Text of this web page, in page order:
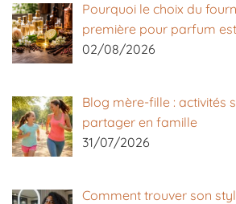
Pourquoi le choix du
première pour parfum
02/08/2026
Blog mère-fille : activités
partager en famille
31/07/2026
Comment trouver son